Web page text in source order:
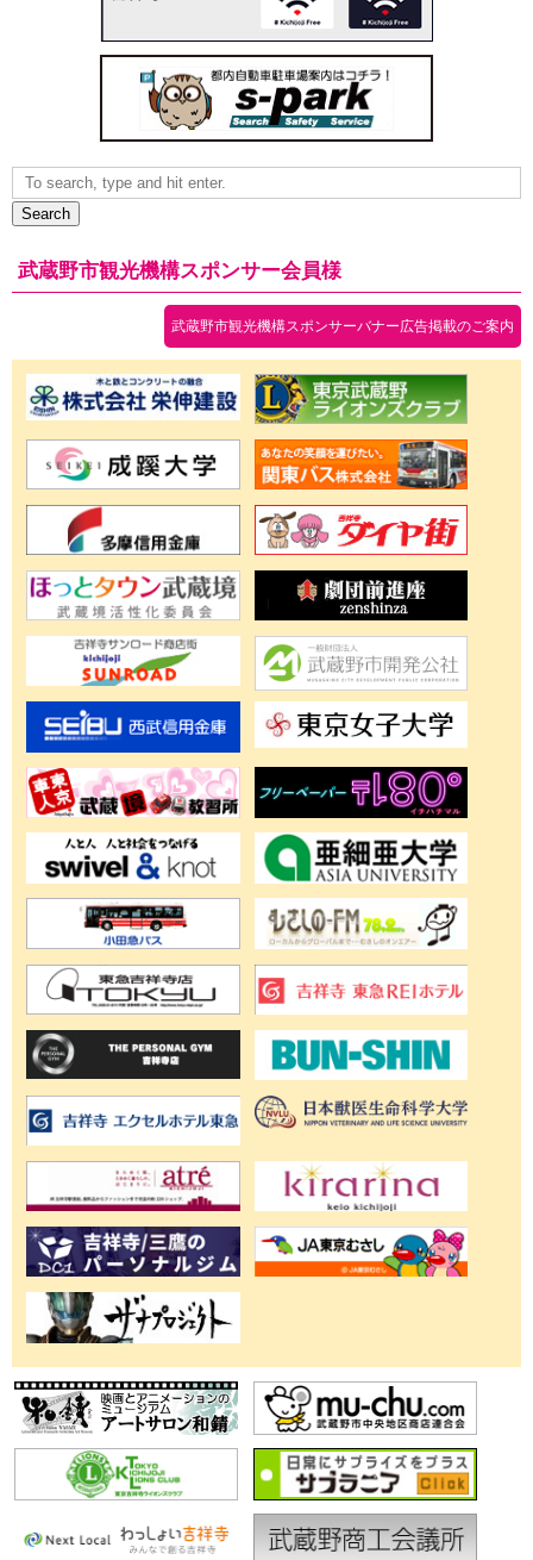
Search
武蔵野市観光機構スポンサー会員様
武蔵野市観光機構スポンサーバナー広告掲載のご案内